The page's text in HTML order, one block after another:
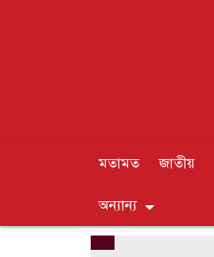
মতামত জাতীয়
অন্যান্য